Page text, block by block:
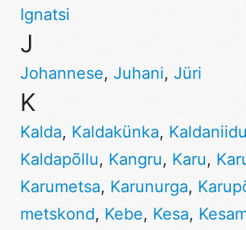
Ignatsi
J
Johannese, Juhani, Jüri
K
Kalda, Kaldakünka, Kaldaniidu
Kaldapõllu, Kangru, Karu,
Karumetsa, Karunurga,
metskond, Kebe, Kesa,